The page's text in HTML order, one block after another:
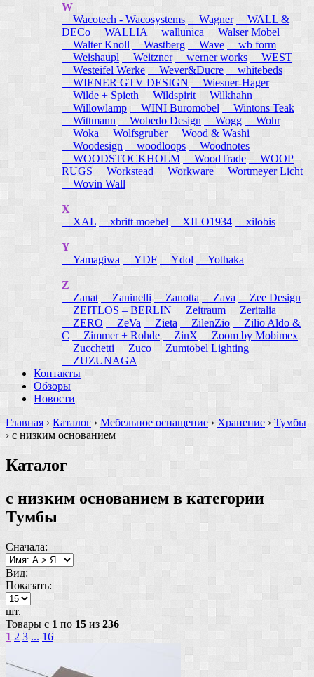
W
Wacotech - Wacosystems
Wagner
WALL &
DECo
WALLIA wallunica
Walser Mobel
Walter Knoll
Wastberg Wave
wb form
Weishaupl
Weitzner werner works
WEST
Westeifel Werke
Wever&Ducre
whitebeds
WIENER GTV DESIGN
Wiesner-Hager
Wilde + Spieth
Wildspirit
Wilkhahn
Willowlamp
WINI Buromobel
Wintons Teak
Wittmann
Wobedo Design Wogg
Wohr
Woka
Wolfsgruber
Wood & Washi
Woodesign
woodloops
Woodnotes
WOODSTOCKHOLM
WoodTrade
WOOP
RUGS
Workstead Workware
Wortmeyer Licht
Wovin Wall
X
XAL
xbritt moebel XILO1934 xilobis
Y
Yamagiwa
YDF Ydol Yothaka
Z
Zanat
Zaninelli Zanotta Zava
Zee Design
ZEITLOS – BERLIN
Zeitraum
Zeritalia
ZERO
ZeVa Zieta ZilenZio
Zilio Aldo &
C
Zimmer + Rohde ZinX
Zoom by Mobimex
Zucchetti
Zuco
Zumtobel Lighting
ZUZUNAGA
Контакты
Обзоры
Новости
Главная › Каталог › Мебельное оснащение › Хранение › Тумбы
› с низким основанием
Каталог
с низким основанием в категории
Тумбы
Сначала:
Вид:
Показать:
шт.
Товары с 1 по 15 из 236
1 2 3 ... 16